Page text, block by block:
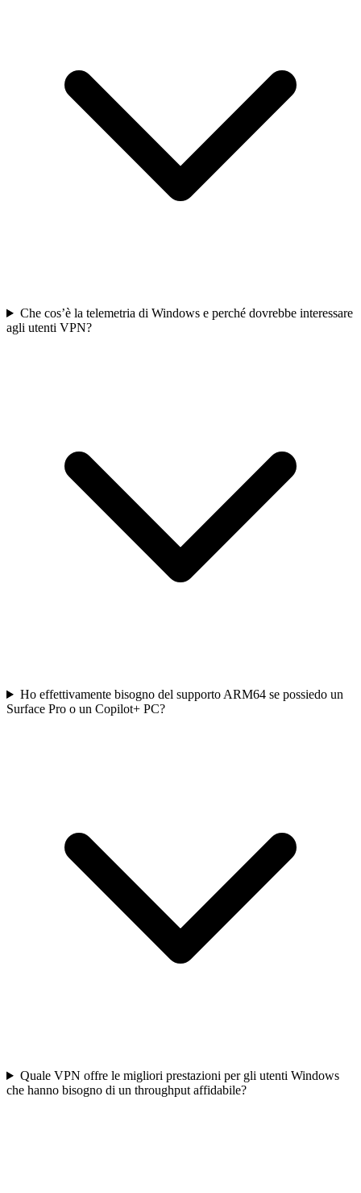
Che cos’è la telemetria di Windows e perché dovrebbe interessare
agli utenti VPN?
Ho effettivamente bisogno del supporto ARM64 se possiedo un
Surface Pro o un Copilot+ PC?
Quale VPN offre le migliori prestazioni per gli utenti Windows
che hanno bisogno di un throughput affidabile?